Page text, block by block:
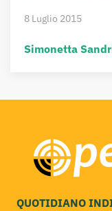
8 Luglio 2015
Simonetta
QUOTIDIANO